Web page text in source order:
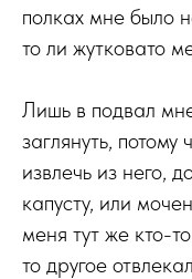
полках мне было
то ли жутковато
Лишь в подвал
заглянуть, потому
извлечь из него,
капусту, или
меня тут же кто-
то другое